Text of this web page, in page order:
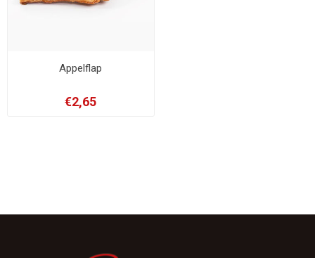
Appelflap
€2,65